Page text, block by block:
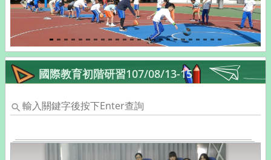
Previous Next
國際教育初階研習107/08/13-15
輸
入
鍵